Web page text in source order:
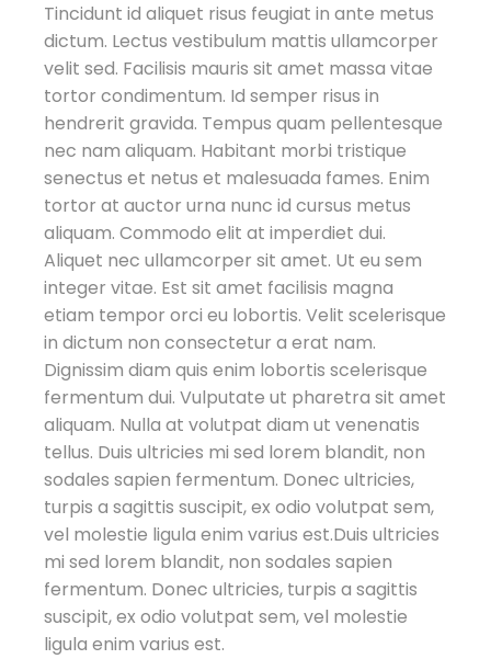
Tincidunt id aliquet risus feugiat in ante metus
dictum. Lectus vestibulum mattis ullamcorper
velit sed. Facilisis mauris sit amet massa vitae
tortor condimentum. Id semper risus in
hendrerit gravida. Tempus quam pellentesque
nec nam aliquam. Habitant morbi tristique
senectus et netus et malesuada fames. Enim
tortor at auctor urna nunc id cursus metus
aliquam. Commodo elit at imperdiet dui.
Aliquet nec ullamcorper sit amet. Ut eu sem
integer vitae. Est sit amet facilisis magna
etiam tempor orci eu lobortis. Velit scelerisque
in dictum non consectetur a erat nam.
Dignissim diam quis enim lobortis scelerisque
fermentum dui. Vulputate ut pharetra sit amet
aliquam. Nulla at volutpat diam ut venenatis
tellus. Duis ultricies mi sed lorem blandit, non
sodales sapien fermentum. Donec ultricies,
turpis a sagittis suscipit, ex odio volutpat sem,
vel molestie ligula enim varius est.Duis ultricies
mi sed lorem blandit, non sodales sapien
fermentum. Donec ultricies, turpis a sagittis
suscipit, ex odio volutpat sem, vel molestie
ligula enim varius est.